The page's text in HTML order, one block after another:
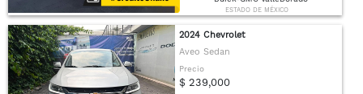
ESTADO DE MÉXICO
2024 Chevrolet
Aveo Sedan
Precio
$ 239,000